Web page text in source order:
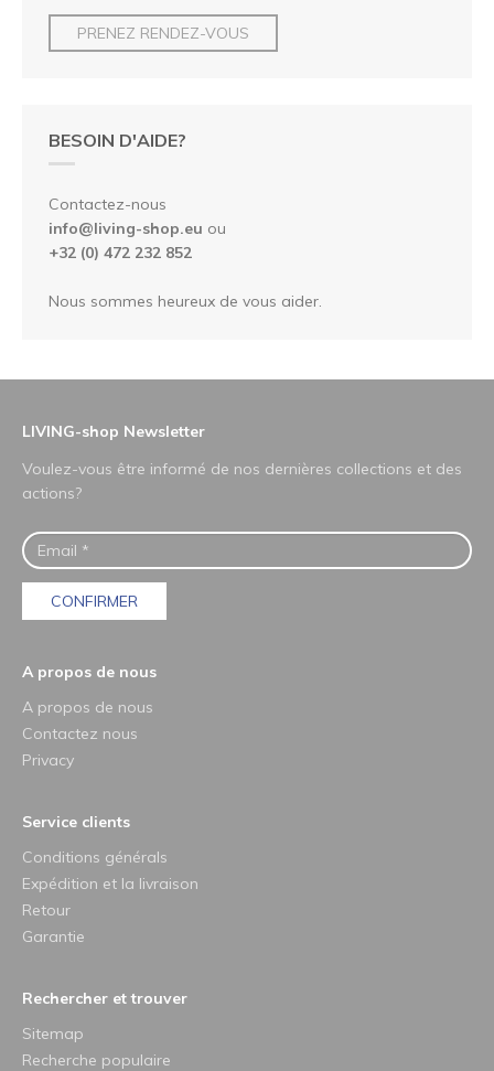
PRENEZ RENDEZ-VOUS
BESOIN D'AIDE?
Contactez-nous
info@living-shop.eu ou
+32 (0) 472 232 852
Nous sommes heureux de vous aider.
LIVING-shop Newsletter
Voulez-vous être informé de nos dernières collections et des
actions?
CONFIRMER
A propos de nous
A propos de nous
Contactez nous
Privacy
Service clients
Conditions générals
Expédition et la livraison
Retour
Garantie
Rechercher et trouver
Sitemap
Recherche populaire